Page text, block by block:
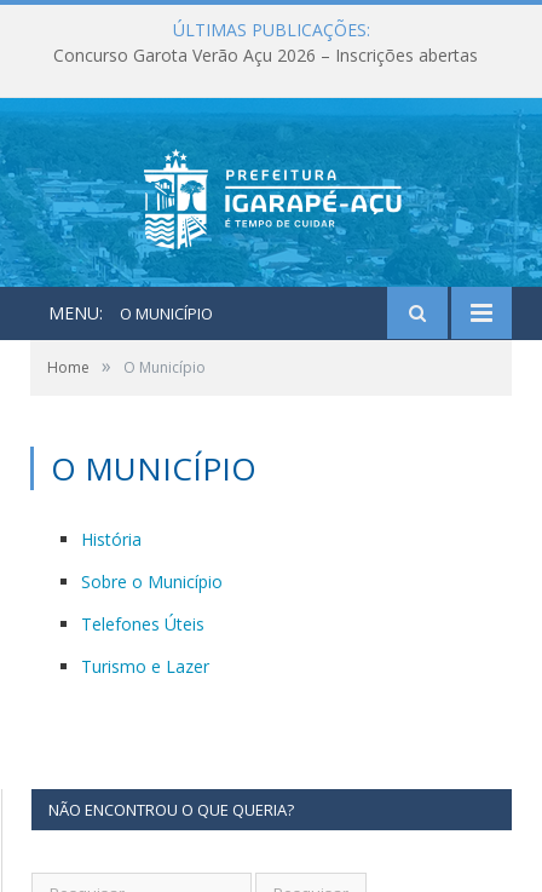
ÚLTIMAS PUBLICAÇÕES:
Concurso Garota Verão Açu 2026 – Inscrições abertas
MENU: O MUNICÍPIO
Home » O Município
O MUNICÍPIO
História
Sobre o Município
Telefones Úteis
Turismo e Lazer
NÃO ENCONTROU O QUE QUERIA?